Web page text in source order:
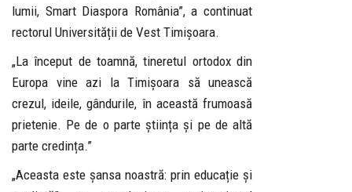
lumii, Smart Diaspora România”, a continuat
rectorul Universității de Vest Timișoara.
„La început de toamnă, tineretul ortodox din
Europa vine azi la Timișoara să unească
crezul, ideile, gândurile, în această frumoasă
prietenie. Pe de o parte știința și pe de altă
parte credința.”
„Aceasta este șansa noastră: prin educație și